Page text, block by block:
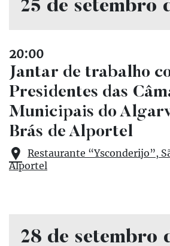
25 de setembro
20:00
Jantar de trabalho
Presidentes das
Municipais do
Brás de Alportel
Restaurante “Ysconderijo”,
Alportel
28 de setembro